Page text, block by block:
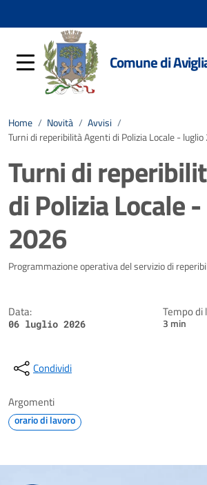
Comune di
Home / Novità / Avvisi /
Turni di reperibilità Agenti di Polizia Locale -
Turni di
di Polizia Locale
2026
Dettagli della notizia
Programmazione operativa del servizio di
Data:
06 luglio 2026
Tempo di
3 min
Condividi
Argomenti
orario di lavoro